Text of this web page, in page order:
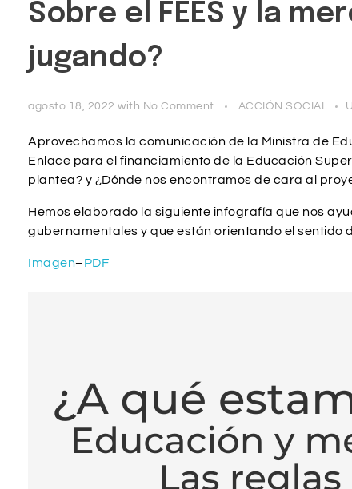
Sobre el FEES y la
jugando?
agosto 18, 2022 with No Comment ACCIÓN SOCIAL
Aprovechamos la comunicación de la Ministra de
Enlace para el financiamiento de la Educación
plantea? y ¿Dónde nos encontramos de cara al
Hemos elaborado la siguiente infografía que nos
gubernamentales y que están orientando el sentido
Imagen–PDF